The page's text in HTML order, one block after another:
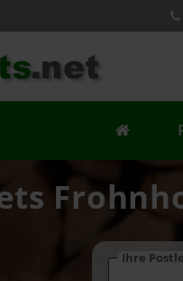
Ihre